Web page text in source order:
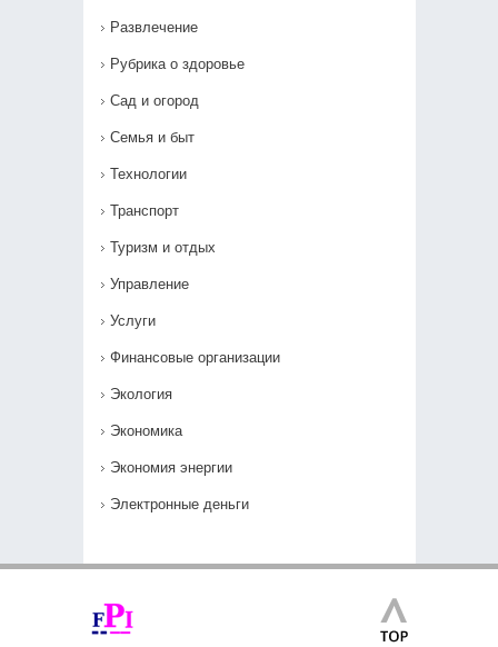
Развлечение
Рубрика о здоровье
Сад и огород
Семья и быт
Технологии
Транспорт
Туризм и отдых
Управление
Услуги
Финансовые организации
Экология
Экономика
Экономия энергии
Электронные деньги